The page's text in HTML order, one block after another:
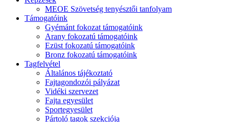
MEOE Szövetség tenyésztői tanfolyam
Támogatóink
Gyémánt fokozat támogatóink
Arany fokozatú támogatóink
Ezüst fokozatú támogatóink
Bronz fokozatú támogatóink
Tagfelvétel
Általános tájékoztató
Fajtagondozói pályázat
Vidéki szervezet
Fajta egyesület
Sportegyesület
Pártoló tagok szekciója